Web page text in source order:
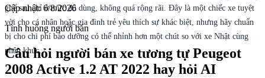
ghế sau chỉ ở mức đủ dùng, không quá rộng rãi. Đây là một chiếc xe tuyệt
vời cho cá nhân hoặc gia đình trẻ yêu thích sự khác biệt, nhưng hãy chuẩn
bị cho chi phí bảo dưỡng có thể nhỉnh hơn một chút so với xe Nhật cùng
phân khúc.
Cập nhật:6/8/2026
Tình huống người bán
Câu hỏi người bán xe tương tự Peugeot
2008 Active 1.2 AT 2022 hay hỏi AI